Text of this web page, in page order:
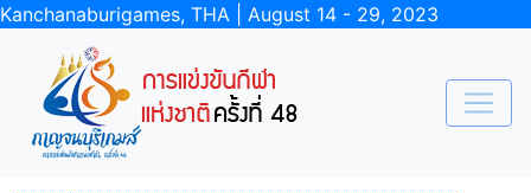
Kanchanaburigames, THA | August 14 - 29, 2023